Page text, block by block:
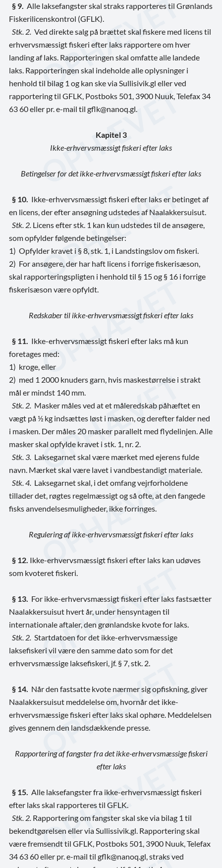
§ 9. Alle laksefangster skal straks rapporteres til Grønlands
Fiskerilicenskontrol (GFLK).
Stk. 2. Ved direkte salg på brættet skal fiskere med licens til
erhvervsmæssigt fiskeri efter laks rapportere om hver
landing af laks. Rapporteringen skal omfatte alle landede
laks. Rapporteringen skal indeholde alle oplysninger i
henhold til bilag 1 og kan ske via Sullisivik.gl eller ved
rapportering til GFLK, Postboks 501, 3900 Nuuk, Telefax 34
63 60 eller pr. e-mail til gflk@nanoq.gl.
Kapitel 3
Ikke-erhvervsmæssigt fiskeri efter laks
Betingelser for det ikke-erhvervsmæssigt fiskeri efter laks
§ 10. Ikke-erhvervsmæssigt fiskeri efter laks er betinget af
en licens, der efter ansøgning udstedes af Naalakkersuisut.
Stk. 2. Licens efter stk. 1 kan kun udstedes til de ansøgere,
som opfylder følgende betingelser:
1) Opfylder kravet i § 8, stk. 1, i Landstingslov om fiskeri.
2) For ansøgere, der har haft licens i forrige fiskerisæson,
skal rapporteringspligten i henhold til § 15 og § 16 i forrige
fiskerisæson være opfyldt.
Redskaber til ikke-erhvervsmæssigt fiskeri efter laks
§ 11.
Ikke-erhvervsmæssigt fiskeri efter laks må kun
foretages med:
1) kroge, eller
2) med 1 2000 knuders garn, hvis maskestørrelse i strakt
mål er mindst 140 mm.
Stk. 2. Masker måles ved at et måleredskab påhæftet en
vægt på ½ kg indsættes løst i masken, og derefter falder ned
i masken. Der måles 20 masker parallelt med flydelinjen. Alle
masker skal opfylde kravet i stk. 1, nr. 2.
Stk. 3. Laksegarnet skal være mærket med ejerens fulde
navn. Mærket skal være lavet i vandbestandigt materiale.
Stk. 4. Laksegarnet skal, i det omfang vejrforholdene
tillader det, røgtes regelmæssigt og så ofte, at den fangede
fisks anvendelsesmuligheder, ikke forringes.
Regulering af ikke-erhvervsmæssigt fiskeri efter laks
§ 12. Ikke-erhvervsmæssigt fiskeri efter laks kan udøves
som kvoteret fiskeri.
§ 13. For ikke-erhvervsmæssigt fiskeri efter laks fastsætter
Naalakkersuisut hvert år, under hensyntagen til
internationale aftaler, den grønlandske kvote for laks.
Stk. 2. Startdatoen for det ikke-erhvervsmæssige
laksefiskeri vil være den samme dato som for det
erhvervsmæssige laksefiskeri, jf. § 7, stk. 2.
§ 14. Når den fastsatte kvote nærmer sig opfiskning, giver
Naalakkersuisut meddelelse om, hvornår det ikke-
erhvervsmæssige fiskeri efter laks skal ophøre. Meddelelsen
gives gennem den landsdækkende presse.
Rapportering af fangster fra det ikke-erhvervsmæssige fiskeri
efter laks
§ 15. Alle laksefangster fra ikke-erhvervsmæssigt fiskeri
efter laks skal rapporteres til GFLK.
Stk. 2. Rapportering om fangster skal ske via bilag 1 til
bekendtgørelsen eller via Sullissivik.gl. Rapportering skal
være fremsendt til GFLK, Postboks 501, 3900 Nuuk, Telefax
34 63 60 eller pr. e-mail til gflk@nanoq.gl, straks ved